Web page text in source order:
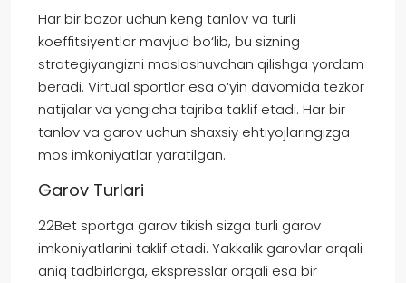
Har bir bozor uchun keng tanlov va turli
koeffitsiyentlar mavjud bo‘lib, bu sizning
strategiyangizni moslashuvchan qilishga yordam
beradi. Virtual sportlar esa o‘yin davomida tezkor
natijalar va yangicha tajriba taklif etadi. Har bir
tanlov va garov uchun shaxsiy ehtiyojlaringizga
mos imkoniyatlar yaratilgan.
Garov Turlari
22Bet sportga garov tikish sizga turli garov
imkoniyatlarini taklif etadi. Yakkalik garovlar orqali
aniq tadbirlarga, ekspresslar orqali esa bir